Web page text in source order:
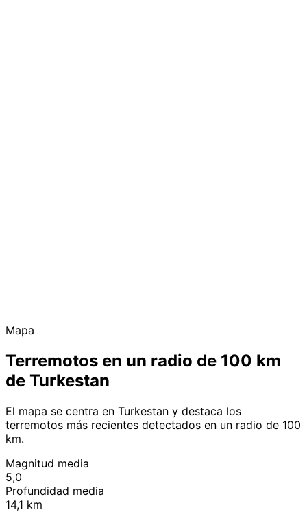
Mapa
Terremotos en un radio de 100 km
de Turkestan
El mapa se centra en Turkestan y destaca los
terremotos más recientes detectados en un radio de 100
km.
Magnitud media
5,0
Profundidad media
14,1 km